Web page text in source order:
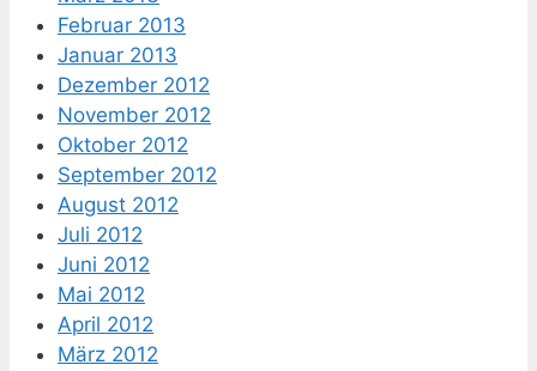
Februar 2013
Januar 2013
Dezember 2012
November 2012
Oktober 2012
September 2012
August 2012
Juli 2012
Juni 2012
Mai 2012
April 2012
März 2012